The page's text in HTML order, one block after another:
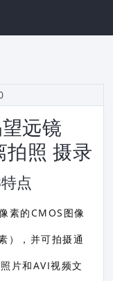
远镜
照 摄录
点
素的CMOS图像
），并可拍摄通
片和AVI视频文